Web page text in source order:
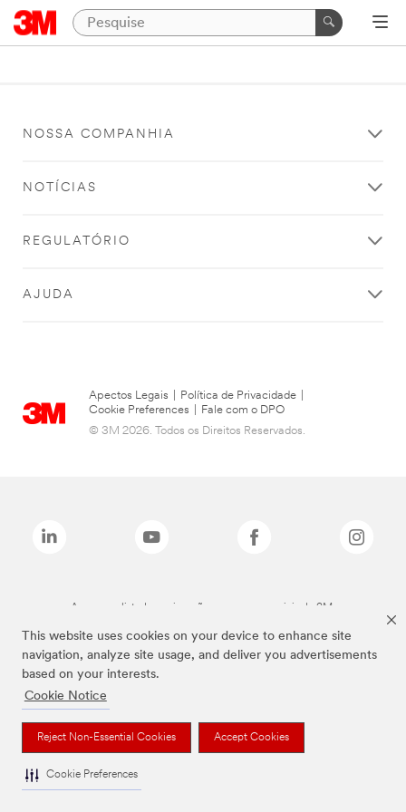
This website uses cookies on your device to enhance site
navigation, analyze site usage, and deliver you advertisements
based on your interests.
Cookie Notice
Reject Non-Essential Cookies Accept Cookies
Cookie Preferences
NOSSA COMPANHIA
NOTÍCIAS
REGULATÓRIO
AJUDA
Apectos Legais Política de Privacidade
Cookie Preferences
Fale com o DPO
© 3M 2026. Todos os Direitos Reservados.
As marcas listadas a cima são marcas comerciais da 3M.